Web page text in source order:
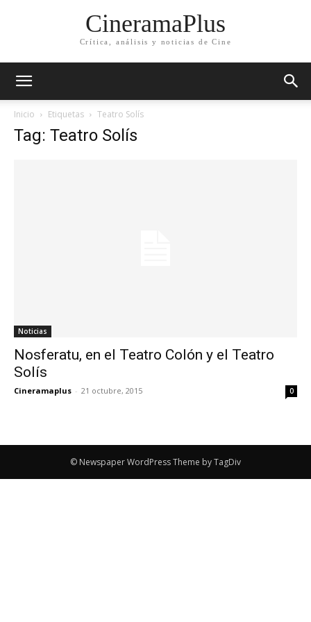
CineramaPlus
Crítica, análisis y noticias de Cine
Inicio Etiquetas Teatro Solís
Tag: Teatro Solís
Noticias
Nosferatu, en el Teatro Colón y el Teatro
Solís
Cineramaplus - 21 octubre, 2015 0
© Newspaper WordPress Theme by TagDiv